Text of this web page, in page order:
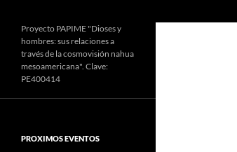
Proyecto PAPIME "Dioses y
hombres: sus relaciones a
través de la cosmovisión nahua
mesoamericana". Clave:
PE400414
PROXIMOS EVENTOS